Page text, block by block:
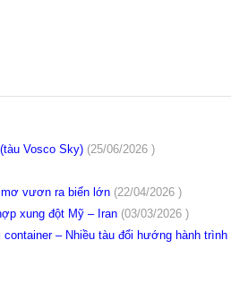
Vosco Sky) (25/06/2026 )
vươn ra biển lớn (22/04/2026 )
xung đột Mỹ – Iran (03/03/2026 )
– Nhiều tàu đổi hướng hành trình